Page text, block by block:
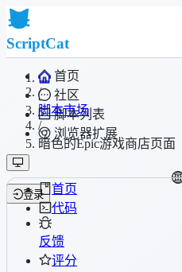
ScriptCat
首页
社区
脚本列表
浏览器扩展
登录
/
脚本市场
/
暗色的Epic游戏商店页面
首页
代码
反馈
评分